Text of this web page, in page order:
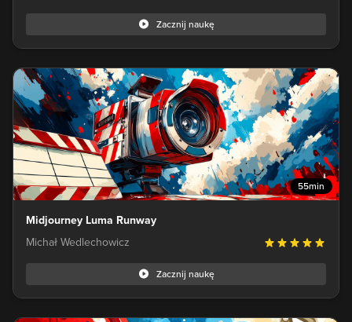
Zacznij naukę
55min
Midjourney Luma Runway
Michał Wedlechowicz
Zacznij naukę